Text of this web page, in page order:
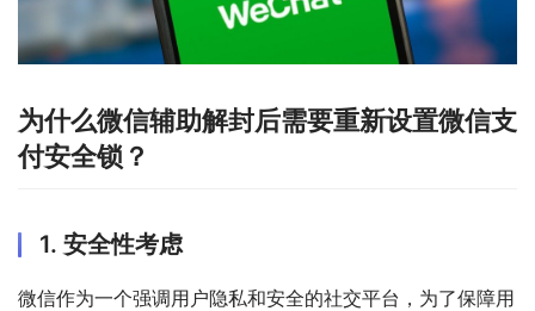
为什么微信辅助解封后需要重新设置微信支
付安全锁？
1. 安全性考虑
微信作为一个强调用户隐私和安全的社交平台，为了保障用